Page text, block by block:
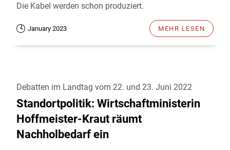
Die Kabel werden schon produziert.
January 2023 MEHR LESEN
Debatten im Landtag vom 22. und 23. Juni 2022
Standortpolitik: Wirtschaftministerin
Hoffmeister-Kraut räumt
Nachholbedarf ein